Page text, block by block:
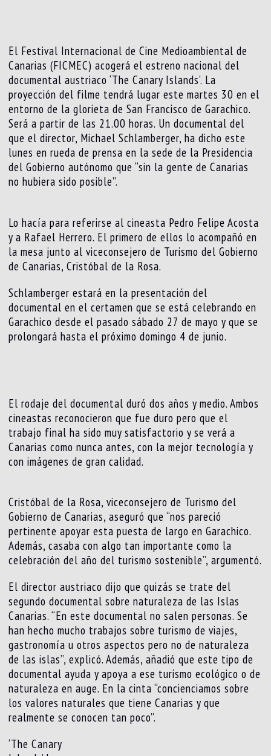
El Festival Internacional de Cine Medioambiental de
Canarias (FICMEC) acogerá el estreno nacional del
documental austriaco ‘The Canary Islands’. La
proyección del filme tendrá lugar este martes 30 en el
entorno de la glorieta de San Francisco de Garachico.
Será a partir de las 21.00 horas. Un documental del
que el director, Michael Schlamberger, ha dicho este
lunes en rueda de prensa en la sede de la Presidencia
del Gobierno autónomo que “sin la gente de Canarias
no hubiera sido posible”.
Lo hacía para referirse al cineasta Pedro Felipe Acosta
y a Rafael Herrero. El primero de ellos lo acompañó en
la mesa junto al viceconsejero de Turismo del Gobierno
de Canarias, Cristóbal de la Rosa.
Schlamberger estará en la presentación del
documental en el certamen que se está celebrando en
Garachico desde el pasado sábado 27 de mayo y que se
prolongará hasta el próximo domingo 4 de junio.
El rodaje del documental duró dos años y medio. Ambos
cineastas reconocieron que fue duro pero que el
trabajo final ha sido muy satisfactorio y se verá a
Canarias como nunca antes, con la mejor tecnología y
con imágenes de gran calidad.
Cristóbal de la Rosa, viceconsejero de Turismo del
Gobierno de Canarias, aseguró que “nos pareció
pertinente apoyar esta puesta de largo en Garachico.
Además, casaba con algo tan importante como la
celebración del año del turismo sostenible”, argumentó.
El director austriaco dijo que quizás se trate del
segundo documental sobre naturaleza de las Islas
Canarias. “En este documental no salen personas. Se
han hecho mucho trabajos sobre turismo de viajes,
gastronomía u otros aspectos pero no de naturaleza
de las islas”, explicó. Además, añadió que este tipo de
documental ayuda y apoya a ese turismo ecológico o de
naturaleza en auge. En la cinta “concienciamos sobre
los valores naturales que tiene Canarias y que
realmente se conocen tan poco”.
‘The Canary